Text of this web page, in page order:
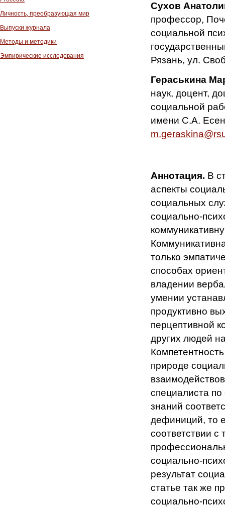
Личность, преобразующая мир
Выпуски журнала
Методы и методики
Эмпирические исследования
Сухов
профессор,
социальной
Рязань, ул.
Гераськина
наук, доцент,
социальной
имени С.А.
Аннотация. В
аспекты
социальных
социально-
только
способах
владении
умении
продуктивно
перцептивной
других людей
природе
специалиста
знаний
дефиниций, то
соответствии с
результат
статье так же
социально-